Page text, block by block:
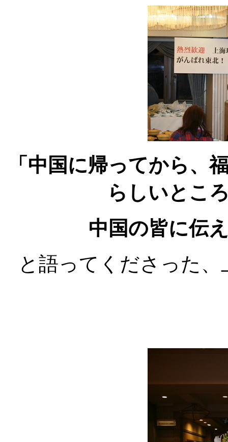
「中国に帰ってから、
らしいとこ
中国の皆に伝
と語ってくださった